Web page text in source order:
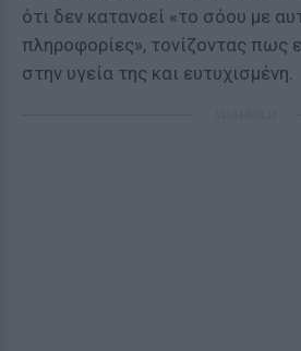
ότι δεν κατανοεί «το σόου με
πληροφορίες», τονίζοντας πως
στην υγεία της και ευτυχισμένη.